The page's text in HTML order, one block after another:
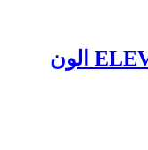
کیبورد و ماوس سیم دار ELEVEN الون